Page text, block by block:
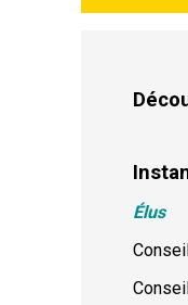
Élus